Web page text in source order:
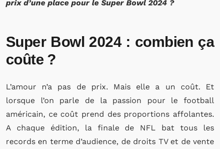
prix d’une place pour le Super Bowl 2024 ?
Super Bowl 2024 : combien ça
coûte ?
L’amour n’a pas de prix. Mais elle a un coût. Et
lorsque l’on parle de la passion pour le football
américain, ce coût prend des proportions affolantes.
A chaque édition, la finale de NFL bat tous les
records en terme d’audience, de droits TV et de vente